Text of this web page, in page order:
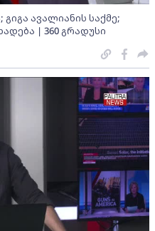
ავალიანის საქმე;
| 360 გრადუსი